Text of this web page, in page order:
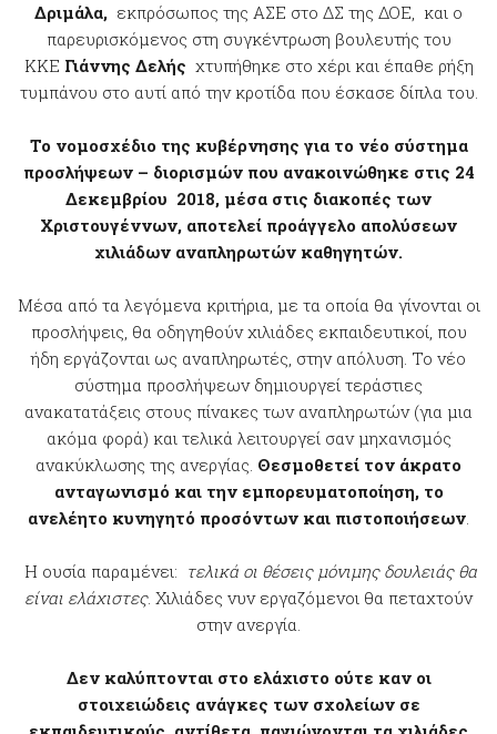
Δριμάλα, εκπρόσωπος της ΑΣΕ στο ΔΣ της ΔΟΕ, και ο
παρευρισκόμενος στη συγκέντρωση βουλευτής του
ΚΚΕ Γιάννης Δελής χτυπήθηκε στο χέρι και έπαθε ρήξη
τυμπάνου στο αυτί από την κροτίδα που έσκασε δίπλα του.
Το νομοσχέδιο της κυβέρνησης για το νέο σύστημα
προσλήψεων – διορισμών που ανακοινώθηκε στις 24
Δεκεμβρίου 2018, μέσα στις διακοπές των
Χριστουγέννων, αποτελεί προάγγελο απολύσεων
χιλιάδων αναπληρωτών καθηγητών.
Μέσα από τα λεγόμενα κριτήρια, µε τα οποία θα γίνονται οι
προσλήψεις, θα οδηγηθούν χιλιάδες εκπαιδευτικοί, που
ήδη εργάζονται ως αναπληρωτές, στην απόλυση. Το νέο
σύστημα προσλήψεων δημιουργεί τεράστιες
ανακατατάξεις στους πίνακες των αναπληρωτών (για μια
ακόμα φορά) και τελικά λειτουργεί σαν μηχανισμός
ανακύκλωσης της ανεργίας. Θεσμοθετεί τον άκρατο
ανταγωνισμό και την εμπορευματοποίηση, το
ανελέητο κυνηγητό προσόντων και πιστοποιήσεων.
Η ουσία παραμένει: τελικά οι θέσεις μόνιµης δουλειάς θα
είναι ελάχιστες. Χιλιάδες νυν εργαζόμενοι θα πεταχτούν
στην ανεργία.
Δεν καλύπτονται στο ελάχιστο ούτε καν οι
στοιχειώδεις ανάγκες των σχολείων σε